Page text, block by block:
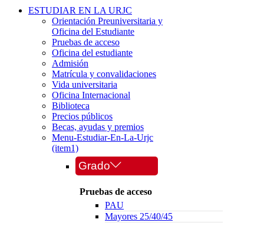
ESTUDIAR EN LA URJC
Orientación Preuniversitaria y
Oficina del Estudiante
Pruebas de acceso
Oficina del estudiante
Admisión
Matrícula y convalidaciones
Vida universitaria
Oficina Internacional
Biblioteca
Precios públicos
Becas, ayudas y premios
Menu-Estudiar-En-La-Urjc
(item1)
Grado
Pruebas de acceso
PAU
Mayores 25/40/45